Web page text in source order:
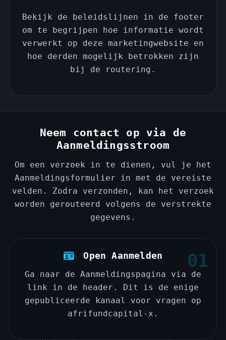
Bekijk de beleidslijnen in de footer
om te begrijpen hoe informatie wordt
verwerkt op deze marketingwebsite en
hoe derden mogelijk betrokken zijn
bij de routering.
Neem contact op via de
Aanmeldingsstroom
Om een verzoek in te dienen, vul je het
Aanmeldingsformulier in met de vereiste
velden. Zodra verzonden, kan het verzoek
worden gerouteerd volgens de verstrekte
gegevens.
01
Open Aanmelden
Ga naar de Aanmeldingspagina via de
link in de header. Dit is de enige
gepubliceerde kanaal voor vragen op
afrifundcapital-x.